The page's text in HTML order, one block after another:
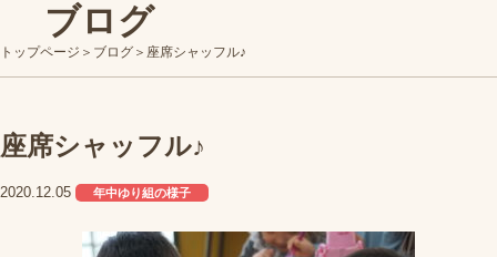
ブログ
トップページ ブログ 座席シャッフル♪
座席シャッフル♪
2020.12.05 年中ゆり組の様子